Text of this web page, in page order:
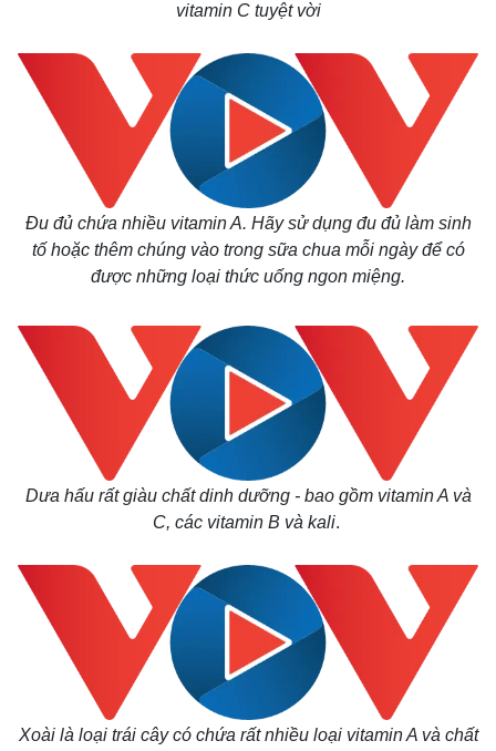
Thế giới
Quan sát
Cuộc sống đó đây
Hồ sơ
Multimedia
Ảnh
E-Magazine
Infographic
vitamin C tuyệt vời
Đu đủ chứa nhiều vitamin A. Hãy sử dụng đu đủ làm sinh
tố hoặc thêm chúng vào trong sữa chua mỗi ngày để có
được những loại thức uống ngon miệng.
Dưa hấu rất giàu chất dinh dưỡng - bao gồm vitamin A và
C, các vitamin B và kali.
Xoài là loại trái cây có chứa rất nhiều loại vitamin A và chất